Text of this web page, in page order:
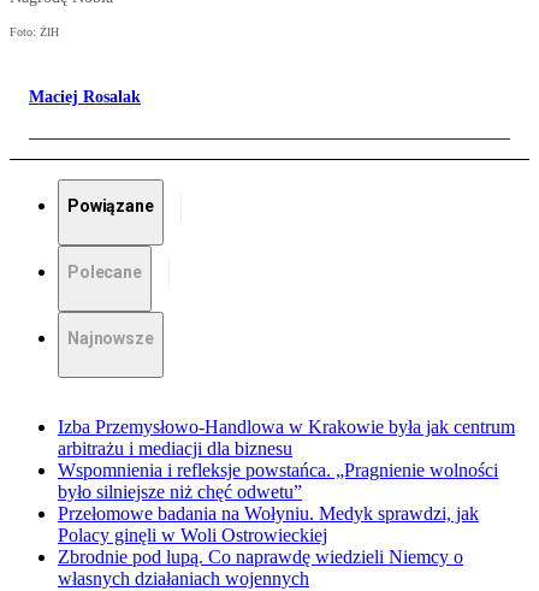
Foto: ŻIH
Maciej Rosalak
Powiązane
Polecane
Najnowsze
Izba Przemysłowo-Handlowa w Krakowie była jak centrum
arbitrażu i mediacji dla biznesu
Wspomnienia i refleksje powstańca. „Pragnienie wolności
było silniejsze niż chęć odwetu”
Przełomowe badania na Wołyniu. Medyk sprawdzi, jak
Polacy ginęli w Woli Ostrowieckiej
Zbrodnie pod lupą. Co naprawdę wiedzieli Niemcy o
własnych działaniach wojennych